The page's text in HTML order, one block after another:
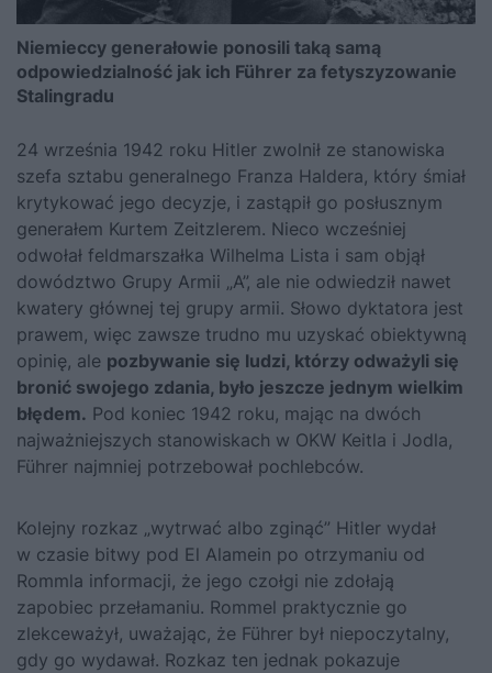
Niemieccy generałowie ponosili taką samą
odpowiedzialność jak ich Führer za fetyszyzowanie
Stalingradu
24 września 1942 roku Hitler zwolnił ze stanowiska
szefa sztabu generalnego Franza Haldera, który śmiał
krytykować jego decyzje, i zastąpił go posłusznym
generałem Kurtem Zeitzlerem. Nieco wcześniej
odwołał feldmarszałka Wilhelma Lista i sam objął
dowództwo Grupy Armii „A”, ale nie odwiedził nawet
kwatery głównej tej grupy armii. Słowo dyktatora jest
prawem, więc zawsze trudno mu uzyskać obiektywną
opinię, ale pozbywanie się ludzi, którzy odważyli się
bronić swojego zdania, było jeszcze jednym wielkim
błędem. Pod koniec 1942 roku, mając na dwóch
najważniejszych stanowiskach w OKW Keitla i Jodla,
Führer najmniej potrzebował pochlebców.
Kolejny rozkaz „wytrwać albo zginąć” Hitler wydał
w czasie bitwy pod El Alamein po otrzymaniu od
Rommla informacji, że jego czołgi nie zdołają
zapobiec przełamaniu. Rommel praktycznie go
zlekceważył, uważając, że Führer był niepoczytalny,
gdy go wydawał. Rozkaz ten jednak pokazuje